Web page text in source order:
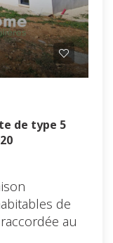
de type 5
de
au